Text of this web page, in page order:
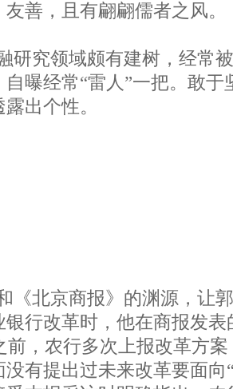
友善，且有翩翩儒者之风。
领域颇有建树，经常被
曝经常“雷人”一把。敢于
出个性。
北京商报》的渊源，让郭
银行改革时，他在商报发表
前，农行多次上报改革方
没有提出过未来改革要面向